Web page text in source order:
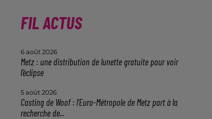
FIL ACTUS
6 août 2026
Metz : une distribution de lunette gratuite pour voir
l’éclipse
5 août 2026
Casting de Woof : l'Euro-Métropole de Metz part à la
recherche de...